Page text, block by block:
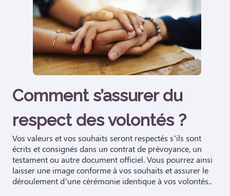
Comment s’assurer du
respect des volontés ?
Vos valeurs et vos souhaits seront respectés s’ils sont
écrits et consignés dans un contrat de prévoyance, un
testament ou autre document officiel. Vous pourrez ainsi
laisser une image conforme à vos souhaits et assurer le
déroulement d’une cérémonie identique à vos volontés..